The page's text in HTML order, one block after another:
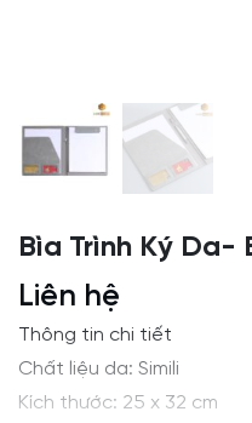
Bìa Trình Ký Da-
Liên hệ
Thông tin chi tiết
Chất liệu da: Simili
Kích thước: 25 x 32 cm